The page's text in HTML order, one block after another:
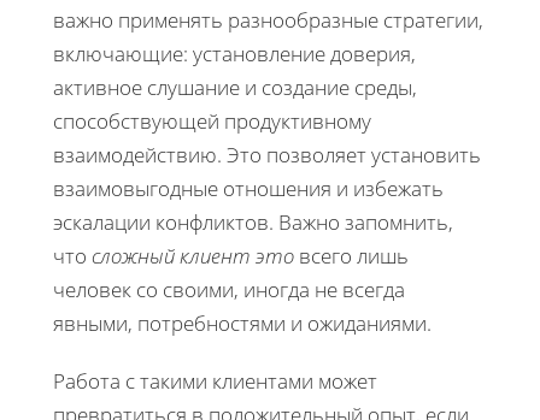
важно применять разнообразные стратегии,
включающие: установление доверия,
активное слушание и создание среды,
способствующей продуктивному
взаимодействию. Это позволяет установить
взаимовыгодные отношения и избежать
эскалации конфликтов. Важно запомнить,
что сложный клиент это всего лишь
человек со своими, иногда не всегда
явными, потребностями и ожиданиями.
Работа с такими клиентами может
превратиться в положительный опыт, если